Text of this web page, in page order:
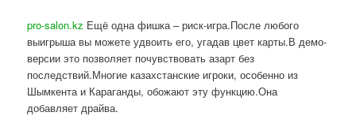
pro-salon.kz Ещё одна фишка – риск-игра.После любого
выигрыша вы можете удвоить его, угадав цвет карты.В демо-
версии это позволяет почувствовать азарт без
последствий.Многие казахстанские игроки, особенно из
Шымкента и Караганды, обожают эту функцию.Она
добавляет драйва.